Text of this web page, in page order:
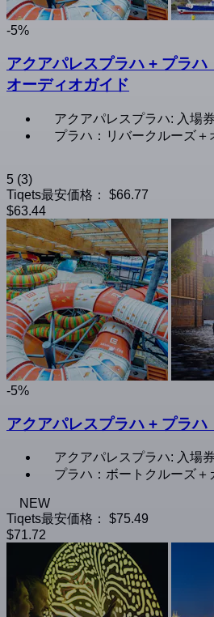
-5%
アクアパレスプラハ + プラハ
オーディオガイド
アクアパレスプラハ: 入場券
プラハ：リバークルーズ＋
5 (3)
Tiqets最安価格：
$66.77
$63.44
-5%
アクアパレスプラハ + プラハ
アクアパレスプラハ: 入場券
プラハ：ボートクルーズ
NEW
Tiqets最安価格：
$75.49
$71.72